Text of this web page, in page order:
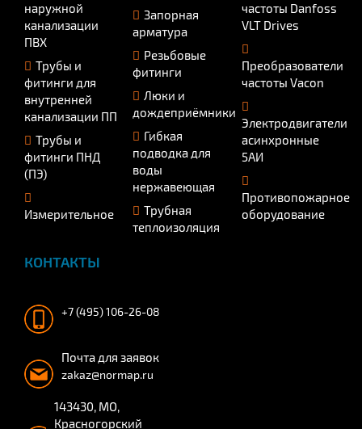
наружной
канализации
ПВХ
Трубы и
фитинги для
внутренней
канализации ПП
Трубы и
фитинги ПНД
(ПЭ)
Измерительное
Запорная
арматура
Резьбовые
фитинги
Люки и
дождеприёмники
Гибкая
подводка для
воды
нержавеющая
Трубная
теплоизоляция
частоты Danfoss
VLT Drives
Преобразователи
частоты Vacon
Электродвигатели
асинхронные
5АИ
Противопожарное
оборудование
КОНТАКТЫ
+7 (495) 106-26-08
Почта для заявок
zakaz@normap.ru
143430, МО,
Красногорский